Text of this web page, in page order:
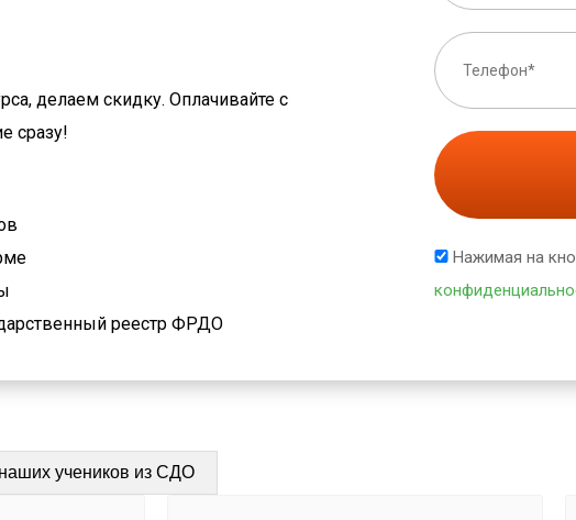
делаем скидку. Оплачивайте с
сразу!
реестр ФРДО
Нажимая на
учеников из СДО